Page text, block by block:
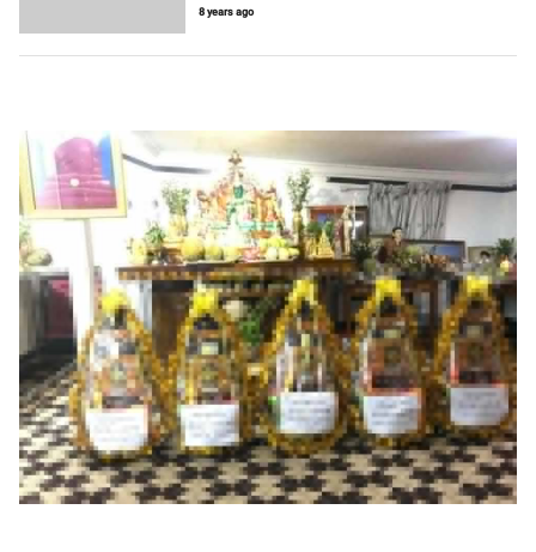
8 years ago